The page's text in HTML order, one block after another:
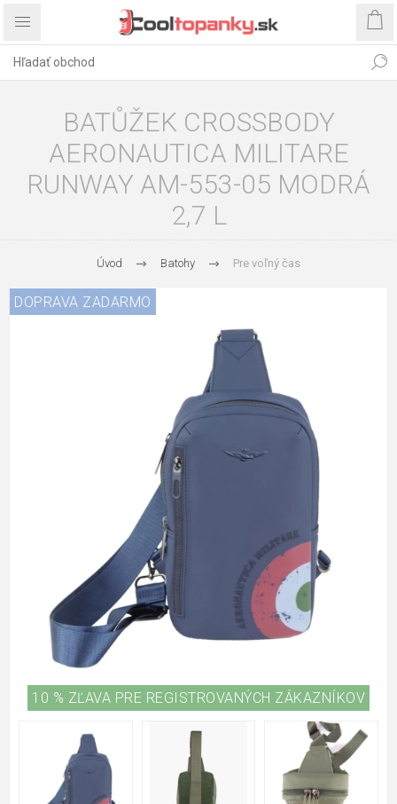
BATŮŽEK CROSSBODY
AERONAUTICA MILITARE
RUNWAY AM-553-05 MODRÁ
2,7 L
Úvod Batohy Pre voľný čas
DOPRAVA ZADARMO
10 % ZĽAVA PRE REGISTROVANÝCH ZÁKAZNÍKOV